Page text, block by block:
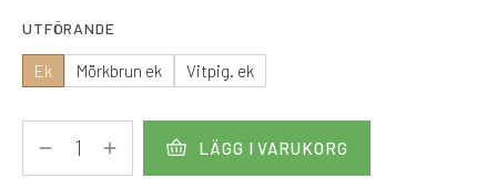
UTFÖRANDE
Ek Mörkbrun ek Vitpig. ek
LÄGG I VARUKORG